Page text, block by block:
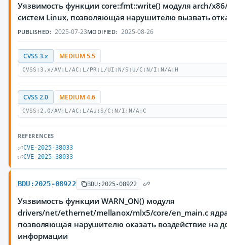
Уязвимость функции core::fmt::write() модуля arch/
систем Linux, позволяющая нарушителю вызвать
PUBLISHED: 2025-07-23MODIFIED: 2025-08-26
CVSS 3.x MEDIUM 5.5
CVSS:3.x/AV:L/AC:L/PR:L/UI:N/S:U/C:N/I:N/A:H
CVSS 2.0 MEDIUM 4.6
CVSS:2.0/AV:L/AC:L/Au:S/C:N/I:N/A:C
REFERENCES
CVE-2025-38033
CVE-2025-38033
BDU:2025-08922 BDU:2025-08922
Уязвимость функции WARN_ON() модуля
drivers/net/ethernet/mellanox/mlx5/core/en_main.c
позволяющая нарушителю оказать воздействие на
информации